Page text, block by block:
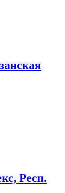
Респ.